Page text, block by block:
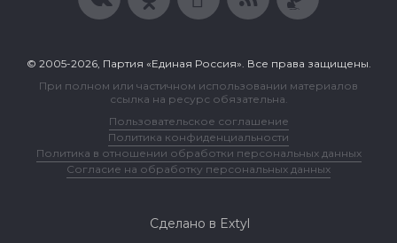
© 2005-2026, Партия «Единая Россия». Все права защищены.
При полном или частичном использовании материалов
ссылка на ресурс обязательна.
Пользовательское соглашение
Политика конфиденциальности
Политика в отношении обработки персональных данных
Согласие на обработку персональных данных
Сделано в Extyl